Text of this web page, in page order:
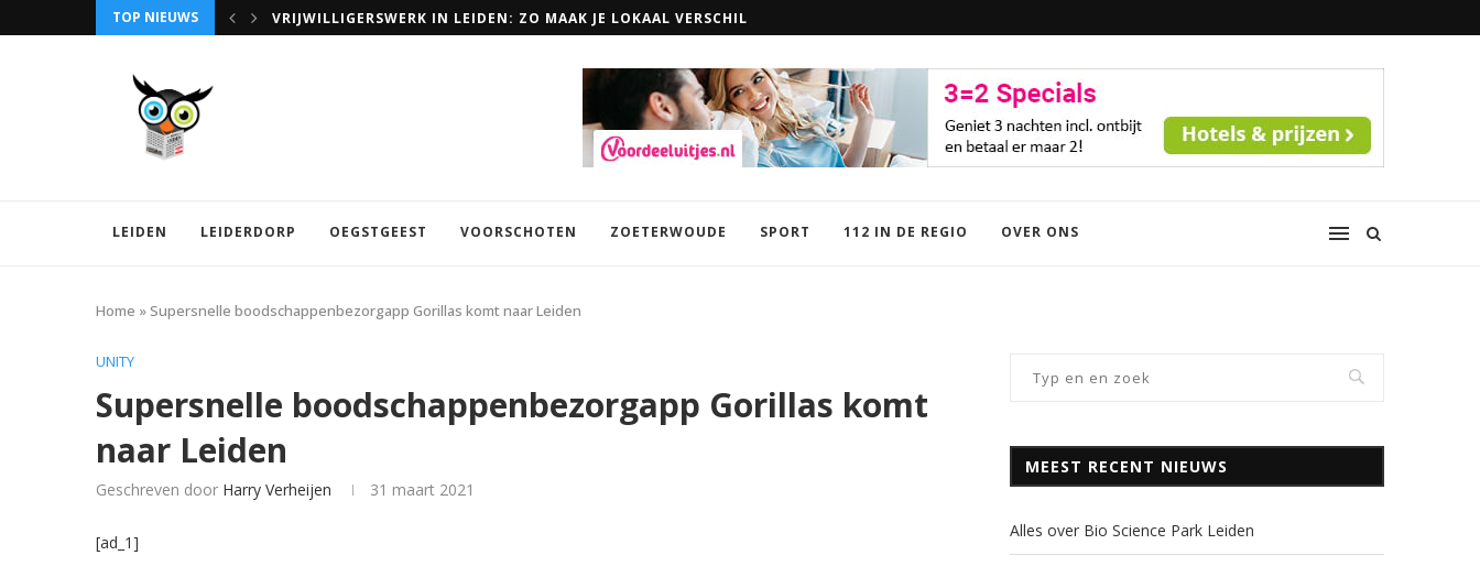
TOP NIEUWS VRIJWILLIGERSWERK IN LEIDEN: ZO MAAK JE LOKAAL VERSCHIL
LEIDEN LEIDERDORP OEGSTGEEST VOORSCHOTEN ZOETERWOUDE SPORT 112 IN DE REGIO OVER ONS
Home » Supersnelle boodschappenbezorgapp Gorillas komt naar Leiden
UNITY
Supersnelle boodschappenbezorgapp Gorillas komt
naar Leiden
Geschreven door Harry Verheijen 31 maart 2021
[ad_1]
MEEST RECENT NIEUWS
Alles over Bio Science Park Leiden